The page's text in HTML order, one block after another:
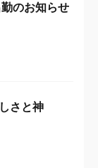
のお知らせ
さと神